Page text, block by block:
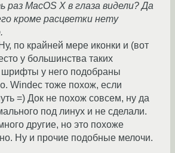
раз MacOS X в глаза видели? Да
кроме расцветки нету
по крайней мере иконки и (вот
у большинства таких
шрифты у него подобраны
Windec тоже похож, если
=) Док не похож совсем, ну да
под линух и не сделали.
другие, но это похоже
Ну и прочие подобные мелочи.